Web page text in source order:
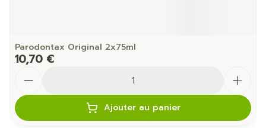
Parodontax Original 2x75ml
10,70 €
Ajouter au panier